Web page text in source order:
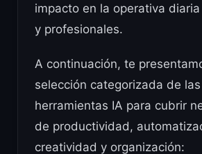
impacto en la operativa
y profesionales.
A continuación, te
selección categorizada de
herramientas IA para cubrir
de productividad,
creatividad y organización: